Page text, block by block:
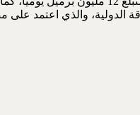
الدولية، والذي اعتمد